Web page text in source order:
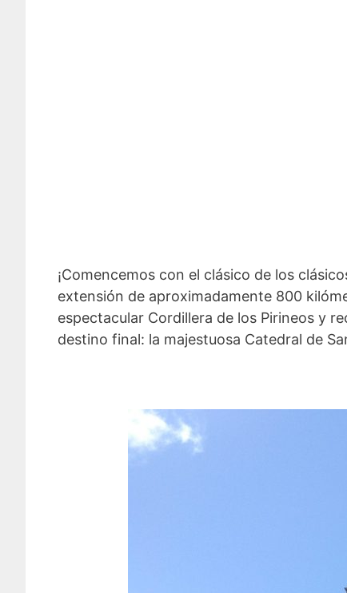
¡Comencemos con el clásico de los
extensión de aproximadamente 800
espectacular Cordillera de los Pirineos y
destino final: la majestuosa Catedral de